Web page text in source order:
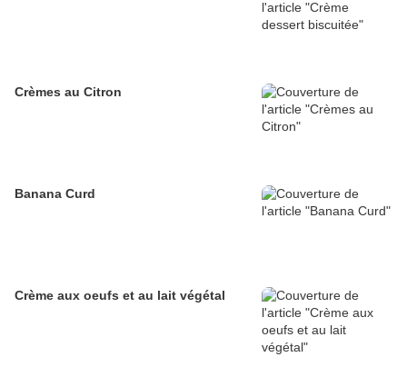
Crèmes au Citron
Banana Curd
Crème aux oeufs et au lait végétal